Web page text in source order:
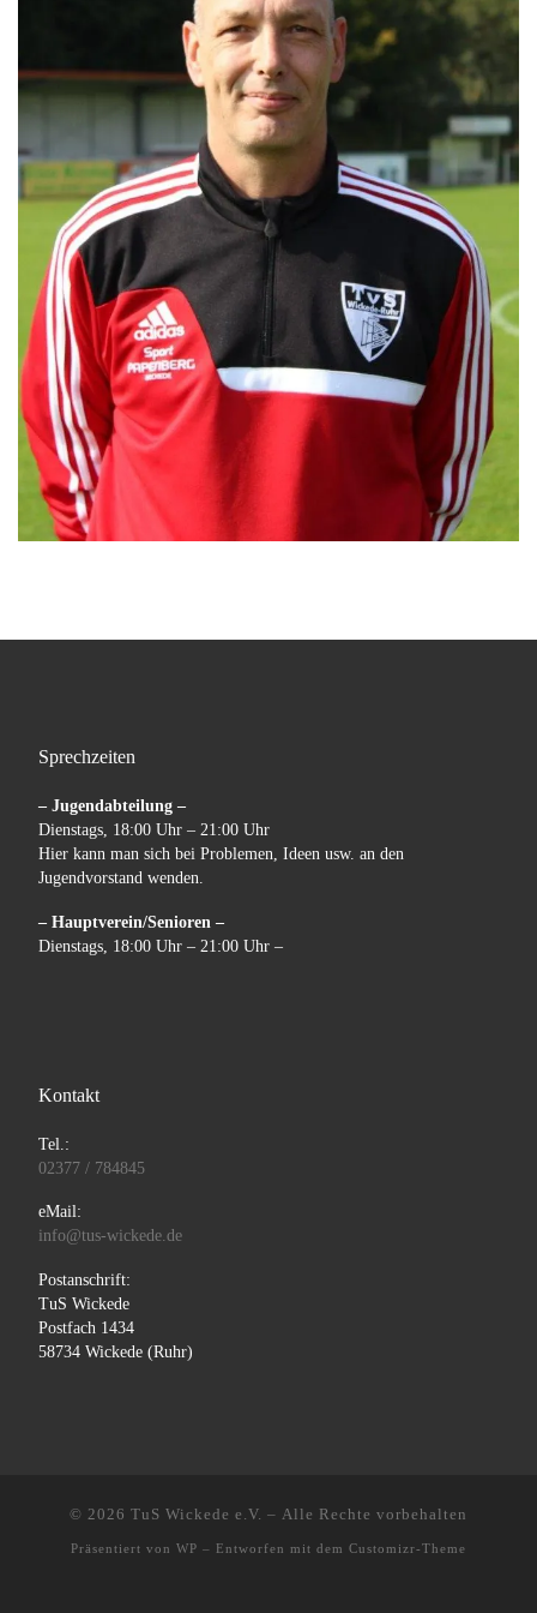
Sprechzeiten
– Jugendabteilung –
Dienstags, 18:00 Uhr – 21:00 Uhr
Hier kann man sich bei Problemen, Ideen usw. an den
Jugendvorstand wenden.
– Hauptverein/Senioren –
Dienstags, 18:00 Uhr – 21:00 Uhr –
Kontakt
Tel.:
02377 / 784845
eMail:
info@tus-wickede.de
Postanschrift:
TuS Wickede
Postfach 1434
58734 Wickede (Ruhr)
© 2026 TuS Wickede e.V. – Alle Rechte vorbehalten
Präsentiert von WP – Entworfen mit dem Customizr-Theme